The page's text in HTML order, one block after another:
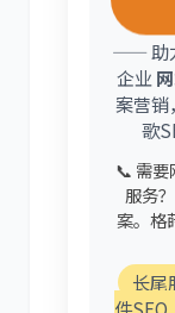
—— 助
企业
案营销
歌
📞 需
服务
案。格
长尾